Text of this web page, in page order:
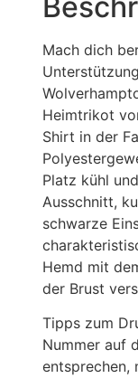
Mach dich
Heimtrikot
Shirt in der
Platz kühl
Ausschnitt,
schwarze
Hemd mit
der Brust
Tipps zum
Nummer auf
entsprechen,